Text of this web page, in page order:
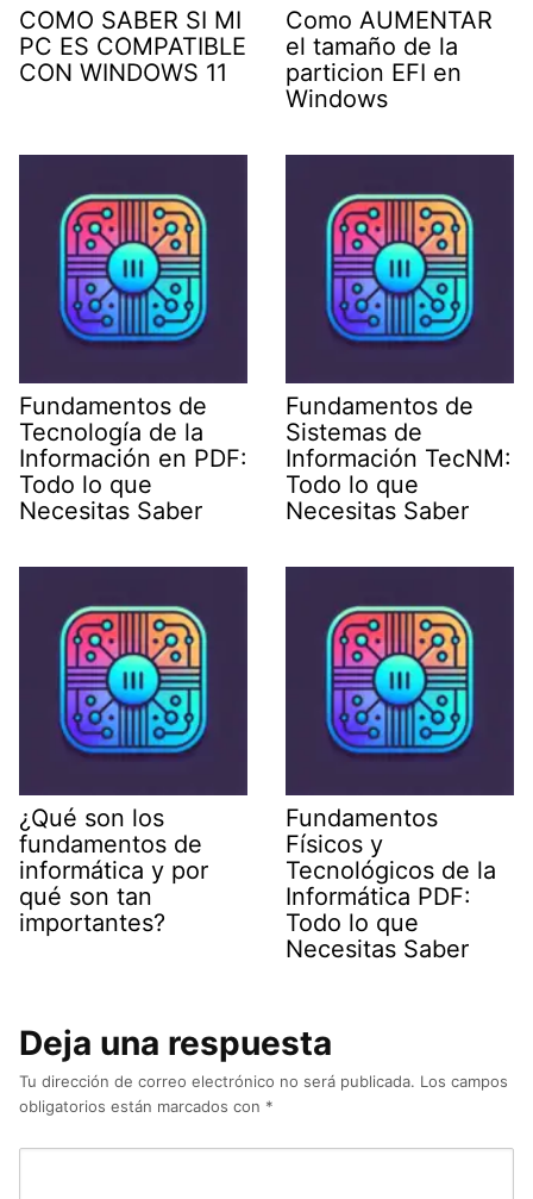
COMO SABER SI MI
PC ES COMPATIBLE
CON WINDOWS 11
Como AUMENTAR
el tamaño de la
particion EFI en
Windows
Fundamentos de
Tecnología de la
Información en PDF:
Todo lo que
Necesitas Saber
Fundamentos de
Sistemas de
Información TecNM:
Todo lo que
Necesitas Saber
¿Qué son los
fundamentos de
informática y por
qué son tan
importantes?
Fundamentos
Físicos y
Tecnológicos de la
Informática PDF:
Todo lo que
Necesitas Saber
Deja una respuesta
Tu dirección de correo electrónico no será publicada. Los campos
obligatorios están marcados con *